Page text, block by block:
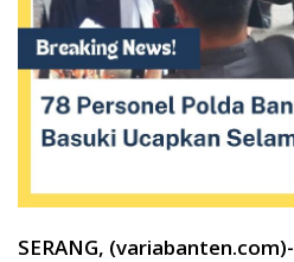
SERANG, (variabanten.com)-